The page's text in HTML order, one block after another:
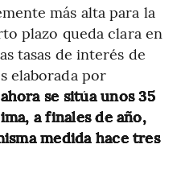
más alta para la
plazo queda clara en
tasas de interés de
elaborada por
ahora se sitúa unos 35
a finales de año,
medida hace tres